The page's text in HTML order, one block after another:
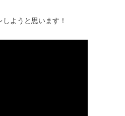
ようと思います！